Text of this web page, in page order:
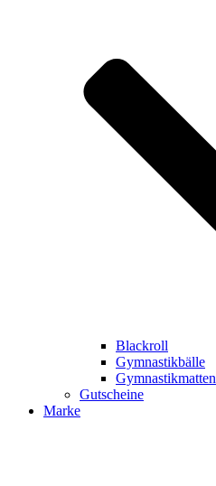
Blackroll
Gymnastikbälle
Gymnastikmatten
Gutscheine
Marke